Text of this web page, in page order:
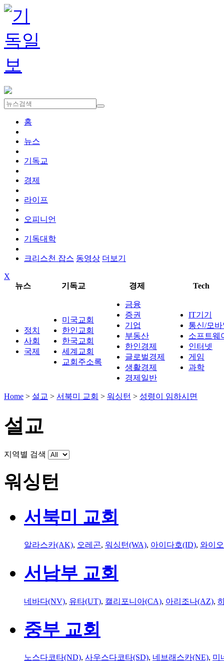
홈
뉴스
기독교
경제
라이프
오피니언
기독대학
크리스천 잡스 동영상 더보기
X
뉴스
기독교 경제 Tech
정치
사회
국제
미국교회
한인교회
한국교회
세계교회
교회주소록
금융
증권
기업
부동산
한인경제
글로벌경제
생활경제
경제일반
IT기기
통신/모
소프트웨
인터넷
게임
과학
Home > 설교 > 서북미 교회 > 워싱턴 > 성령이 임하시면
설교
지역별 검색
워싱턴
서북미 교회
알라스카(AK), 오레곤, 워싱턴(WA), 아이다호(ID), 와이
서남부 교회
네바다(NV), 유타(UT), 캘리포니아(CA), 아리조나(AZ),
중부 교회
노스다코타(ND), 사우스다코타(SD), 네브래스카(NE), 미